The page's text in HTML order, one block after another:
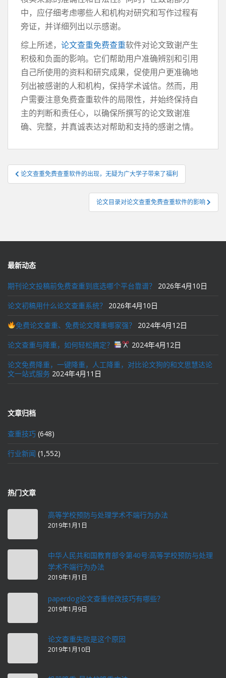
中，应仔细考虑哪些人和机构对研究和写作过程有
旁证，并详细列出以示感谢。
综上所述， 论文查重免费查重软件对论文致谢产生
积极和负面的影响。它们帮助用户准确辨别和引用
自己所使用的资料和研究成果，促使用户更准确地
列出被感谢的人和机构，保持学术诚信。然而，用
户需要注意免费查重软件的局限性，并始终保持自
主的判断和责任心，以确保所撰写的论文致谢准
确、完整，并真诚表达对帮助和支持的感谢之情。
文
章
论文查重免费查重软件的出现，无疑为广大学子带来了福利
论文目录对论文查重免费查重软件的影响
最新动态
期刊论文投稿前免费查重到底选哪个平台靠谱？ 2026年4月10日
论文初稿用什么论文查重系统？ 2026年4月10日
免费论文查重、免费论文降重哪家强？ 2024年4月12日
论文查重与降重，如何轻松搞定？ 2024年4月12日
论文免费降重，一键降重，人工降重，对比论文狗的和文思慧达论
文一站式服务 2024年4月11日
文章归档
查重技巧 (648)
行业新闻 (1,552)
热门文章
高等学校预防与处理学术不端行为办法
2019年1月1日
中华人民共和国教育部令第40号:高等学校预防与处理
学术不端行为办法
2019年1月1日
paperdog论文查重修改技巧有哪些？
2019年1月9日
论文查重失败是这个原因
2019年1月10日